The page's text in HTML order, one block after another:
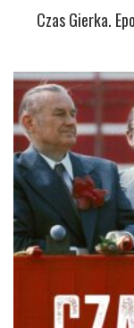
Czas Gierka.